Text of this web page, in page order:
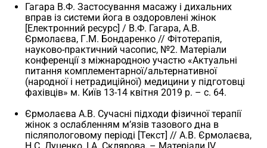
Гагара В.Ф. Застосування масажу і дихальних
вправ із системи йога в оздоровлені жінок
[Електронний ресурс] / В.Ф. Гагара, А.В.
Єрмолаєва, Г.М. Бондаренко // Фітотерапія,
науково-практичний часопис, №2. Матеріали
конференції з міжнародною участю «Актуальні
питання комплементарної/альтернативної
(народної і нетрадиційної) медицини у підготовці
фахівців» м. Київ 13-14 квітня 2019 р. – с. 64.
Єрмолаєва А.В. Сучасні підходи фізичної терапії
жінок з ослабленням м’язів тазового дна в
післяпологовому періоді [Текст] // А.В. Єрмолаєва,
Н.С. Луценко, І.А. Склярова, – Матеріали IV